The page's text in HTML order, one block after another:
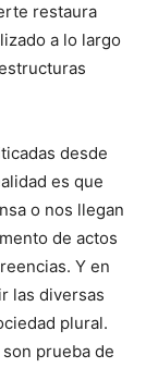
restaura
a lo largo
desde
es que
o nos llegan
de actos
Y en
las diversas
plural.
prueba de